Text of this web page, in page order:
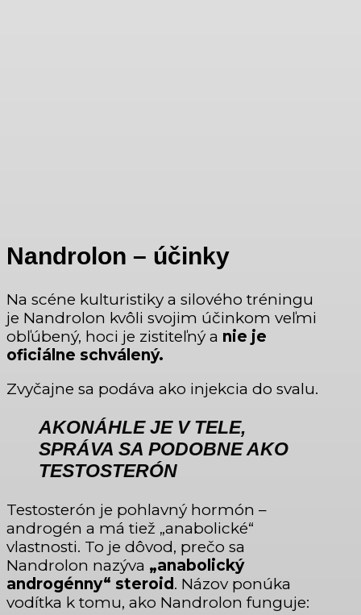
Nandrolon – účinky
Na scéne kulturistiky a silového tréningu
je Nandrolon kvôli svojim účinkom veľmi
obľúbený, hoci je zistiteľný a nie je
oficiálne schválený.
Zvyčajne sa podáva ako injekcia do svalu.
AKONÁHLE JE V TELE,
SPRÁVA SA PODOBNE AKO
TESTOSTERÓN
Testosterón je pohlavný hormón –
androgén a má tiež „anabolické“
vlastnosti. To je dôvod, prečo sa
Nandrolon nazýva „anabolický
androgénny“ steroid . Názov ponúka
vodítka k tomu, ako Nandrolon funguje: